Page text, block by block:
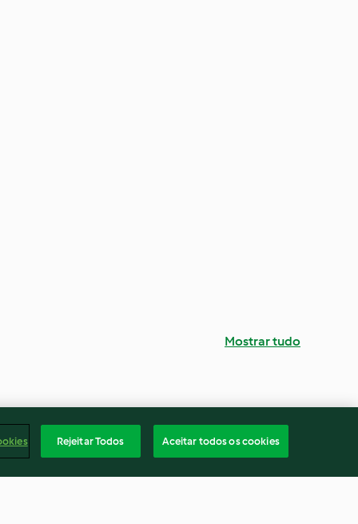
Mostrar tudo
Rejeitar Todos Aceitar todos os cookies